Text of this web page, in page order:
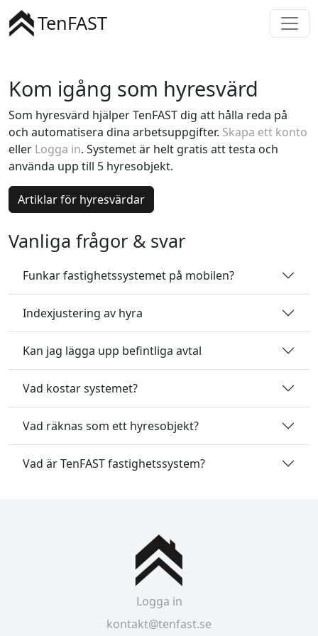
TenFAST
Kom igång som hyresvärd
Som hyresvärd hjälper TenFAST dig att hålla reda på
och automatisera dina arbetsuppgifter. Skapa ett konto
eller Logga in. Systemet är helt gratis att testa och
använda upp till 5 hyresobjekt.
Artiklar för hyresvärdar
Vanliga frågor & svar
Funkar fastighetssystemet på mobilen?
Indexjustering av hyra
Kan jag lägga upp befintliga avtal
Vad kostar systemet?
Vad räknas som ett hyresobjekt?
Vad är TenFAST fastighetssystem?
Logga in
kontakt@tenfast.se